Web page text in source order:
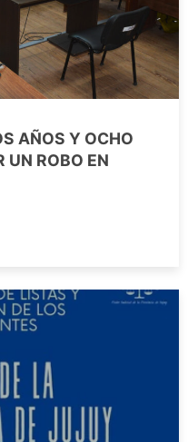
AÑOS Y OCHO
UN ROBO EN